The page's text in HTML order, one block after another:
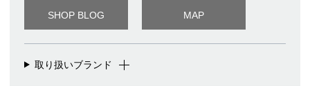
SHOP BLOG MAP
取り扱いブランド